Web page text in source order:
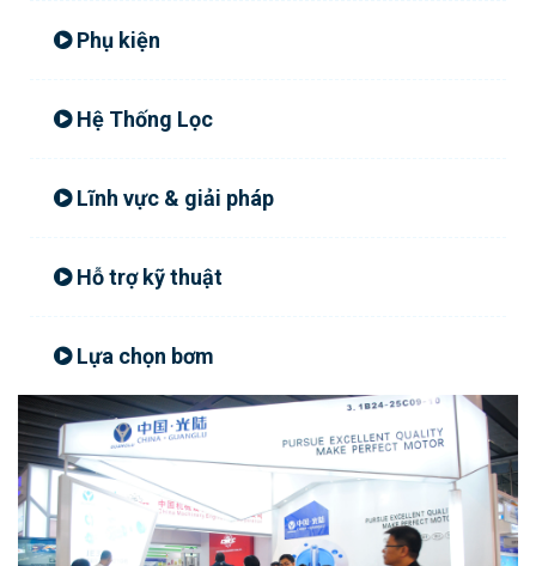
Phụ kiện
Hệ Thống Lọc
Lĩnh vực & giải pháp
Hỗ trợ kỹ thuật
Lựa chọn bơm